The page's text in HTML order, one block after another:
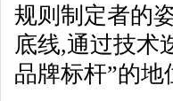
规则制定者的
底线,通过技术
品牌标杆”的地